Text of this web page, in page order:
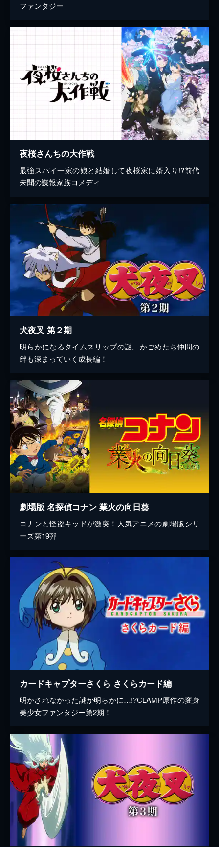
ファンタジー
夜桜さんちの大作戦
最強スパイ一家の娘と結婚して夜桜家に婿入り!?前代
未聞の諜報家族コメディ
犬夜叉 第２期
明らかになるタイムスリップの謎。かごめたち仲間の
絆も深まっていく成長編！
劇場版 名探偵コナン 業火の向日葵
コナンと怪盗キッドが激突！人気アニメの劇場版シリ
ーズ第19弾
カードキャプターさくら さくらカード編
明かされなかった謎が明らかに…!?CLAMP原作の変身
美少女ファンタジー第2期！